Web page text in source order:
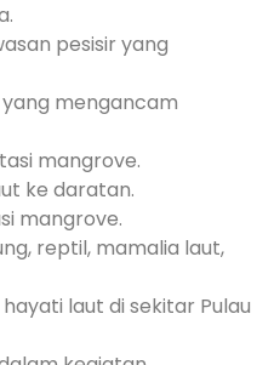
pesisir yang
mengancam
mangrove.
ke daratan.
mangrove.
reptil, mamalia laut,
laut di sekitar Pulau